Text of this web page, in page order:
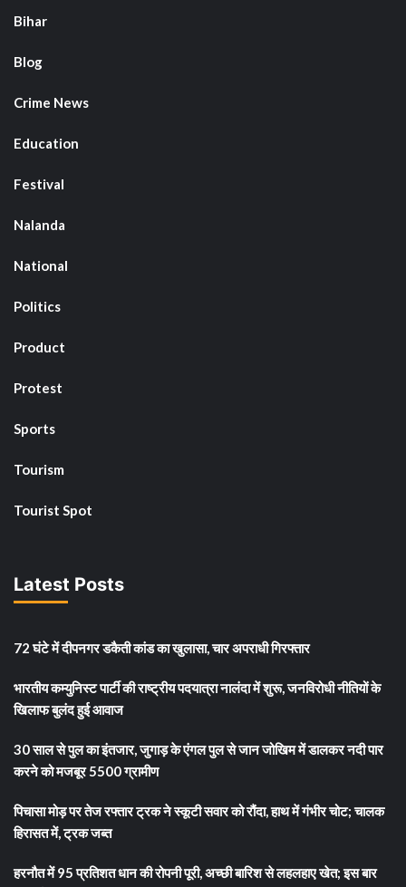
Bihar
Blog
Crime News
Education
Festival
Nalanda
National
Politics
Product
Protest
Sports
Tourism
Tourist Spot
Latest Posts
72 घंटे में दीपनगर डकैती कांड का खुलासा, चार अपराधी गिरफ्तार
भारतीय कम्युनिस्ट पार्टी की राष्ट्रीय पदयात्रा नालंदा में शुरू, जनविरोधी नीतियों के
खिलाफ बुलंद हुई आवाज
30 साल से पुल का इंतजार, जुगाड़ के एंगल पुल से जान जोखिम में डालकर नदी पार
करने को मजबूर 5500 ग्रामीण
पिचासा मोड़ पर तेज रफ्तार ट्रक ने स्कूटी सवार को रौंदा, हाथ में गंभीर चोट; चालक
हिरासत में, ट्रक जब्त
हरनौत में 95 प्रतिशत धान की रोपनी पूरी, अच्छी बारिश से लहलहाए खेत; इस बार